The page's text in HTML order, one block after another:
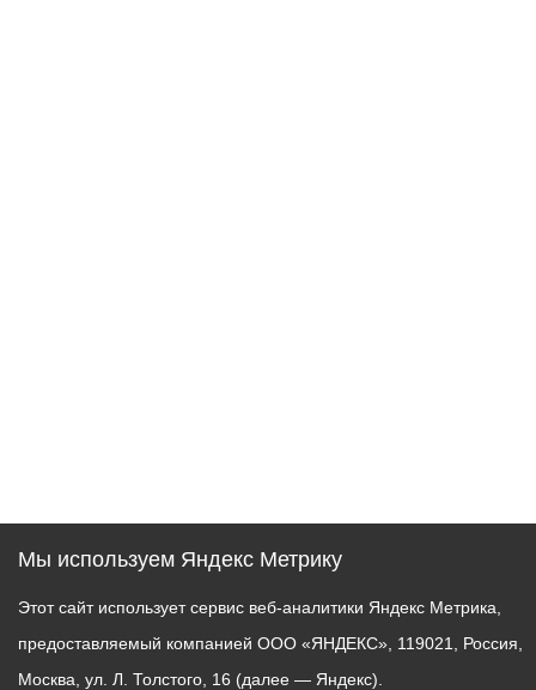
Мы используем Яндекс Метрику
Этот сайт использует сервис веб-аналитики Яндекс Метрика,
предоставляемый компанией ООО «ЯНДЕКС», 119021, Россия,
Москва, ул. Л. Толстого, 16 (далее — Яндекс).